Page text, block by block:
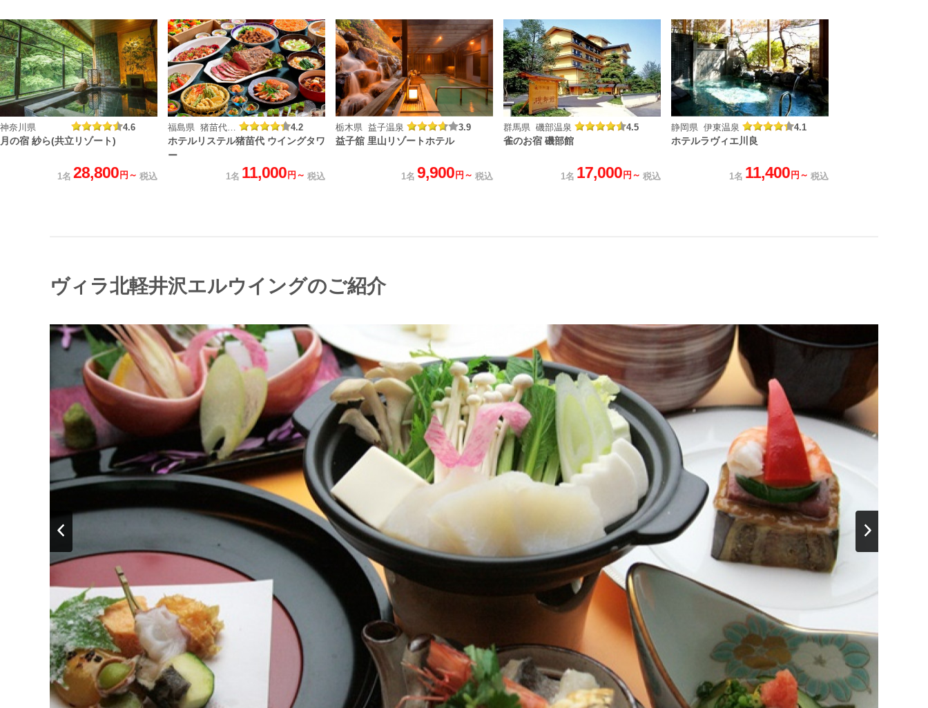
神奈川県 4.6
月の宿 紗ら(共立リゾート)
1名 28,800 円～ 税込
福島県 猪苗代温泉湯元 4.2
ホテルリステル猪苗代 ウイングタワ
ー
1名 11,000 円～ 税込
栃木県 益子温泉 3.9
益子舘 里山リゾートホテル
1名 9,900 円～ 税込
群馬県 磯部温泉 4.5
雀のお宿 磯部館
1名 17,000 円～ 税込
静岡県 伊東温泉 4.1
ホテルラヴィエ川良
1名 11,400 円～ 税込
ヴィラ北軽井沢エルウイングのご紹介